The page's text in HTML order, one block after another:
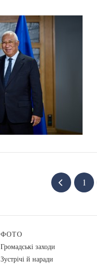
1
ФОТО
Громадські заходи
Зустрічі й наради